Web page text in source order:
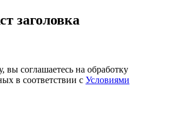
заголовка
соглашаетесь на обработку
в соответствии с Условиями